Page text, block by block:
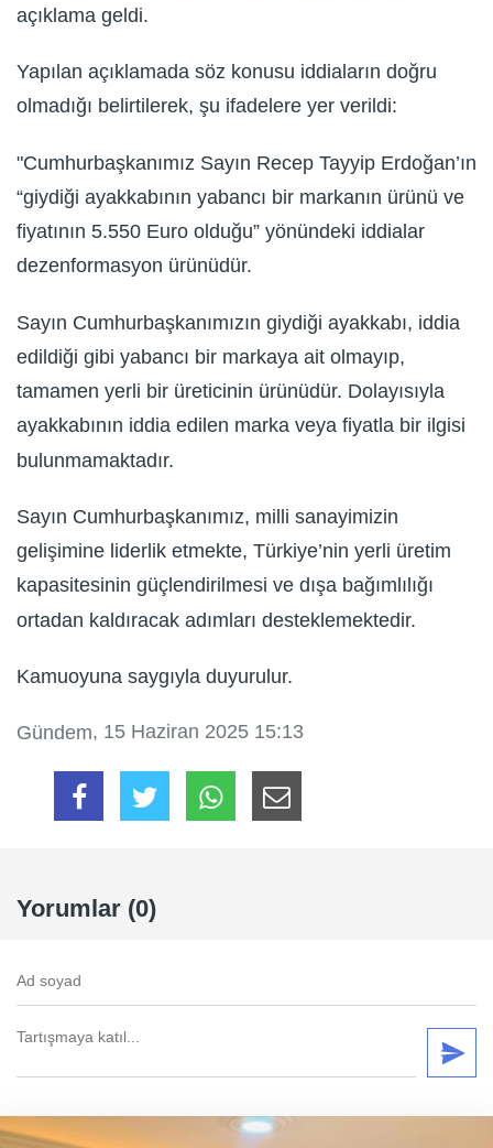
açıklama geldi.
Yapılan açıklamada söz konusu iddiaların doğru
olmadığı belirtilerek, şu ifadelere yer verildi:
"Cumhurbaşkanımız Sayın Recep Tayyip Erdoğan’ın
“giydiği ayakkabının yabancı bir markanın ürünü ve
fiyatının 5.550 Euro olduğu” yönündeki iddialar
dezenformasyon ürünüdür.
Sayın Cumhurbaşkanımızın giydiği ayakkabı, iddia
edildiği gibi yabancı bir markaya ait olmayıp,
tamamen yerli bir üreticinin ürünüdür. Dolayısıyla
ayakkabının iddia edilen marka veya fiyatla bir ilgisi
bulunmamaktadır.
Sayın Cumhurbaşkanımız, milli sanayimizin
gelişimine liderlik etmekte, Türkiye’nin yerli üretim
kapasitesinin güçlendirilmesi ve dışa bağımlılığı
ortadan kaldıracak adımları desteklemektedir.
Kamuoyuna saygıyla duyurulur.
Gündem, 15 Haziran 2025 15:13
Yorumlar (0)